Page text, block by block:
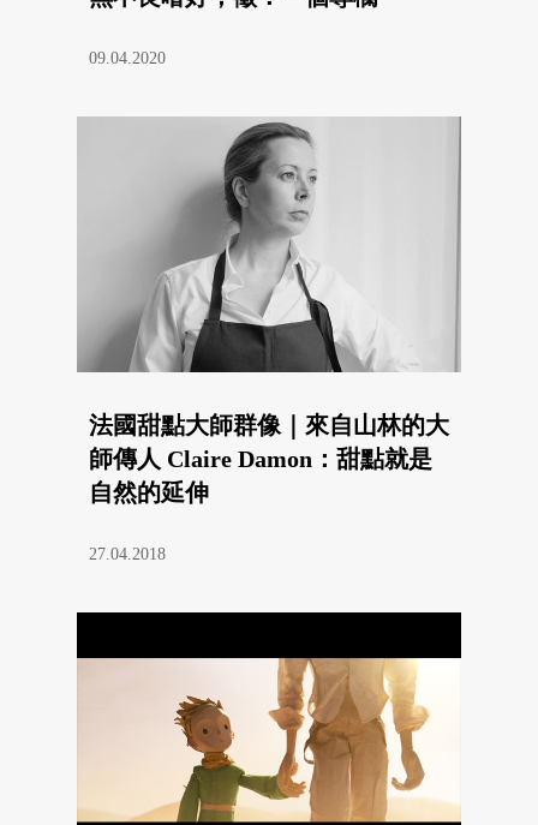
09.04.2020
法國甜點大師群像｜來自山林的大
師傳人 Claire Damon：甜點就是
自然的延伸
27.04.2018